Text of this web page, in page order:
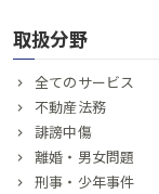
取扱分野
全てのサービス
不動産法務
誹謗中傷
離婚・男女問題
刑事・少年事件